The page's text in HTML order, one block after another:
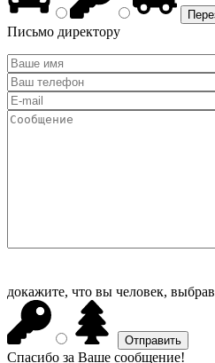
Письмо директору
докажите, что вы человек, выбрав
Спасибо за Ваше сообщение!